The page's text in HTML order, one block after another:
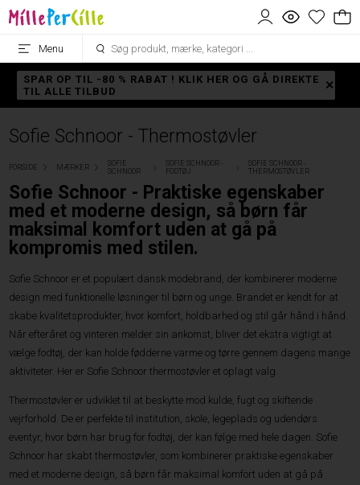
Menu
SPAR OP TIL -80 % RABAT ! KLIK HER OG GÅ DIREKTE
TIL ALLE TILBUD
Sofie Schnoor - Thermostøvler
FORSIDE MÆRKER
SOFIE
SCHNOOR
SOFIE SCHNOOR -
FODTØJ
SOFIE SCHNOOR -
THERMOSTØVLER
Sofie Schnoor - Praktiske egenskaber
med et moderne design, så børn får
maksimal komfort uden at gå på
kompromis med stilen.
Sofie Schnoor er et populært dansk modebrand, der kombinerer moderne
design med funktionelle løsninger til børn og unge. Brandet er kendt for at
skabe kvalitetsprodukter, hvor komfort, holdbarhed og stil går hånd i hånd.
Når efteråret og vinteren melder sin ankomst, bliver det ekstra vigtigt at
vælge fodtøj, der kan holde fødderne varme og tørre gennem dagens mange
aktiviteter. Her er Sofie Schnoor thermostøvler et oplagt valg.
Thermostøvler er udviklet til at beskytte mod kulde, fugt og skiftende
vejrforhold. De er perfekte til institution, skole, legeplads og udendørs
eventyr, hvor børn har brug for fodtøj, der kan følge med hele dagen. Sofie
Schnoor har skabt thermostøvler, som kombinerer praktiske egenskaber
med et moderne design, så børn får maksimal komfort uden at gå på